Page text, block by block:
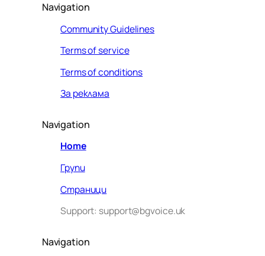
Navigation
Community Guidelines
Terms of service
Terms of conditions
За реклама
Navigation
Home
Групи
Страници
Support: support@bgvoice.uk
Navigation